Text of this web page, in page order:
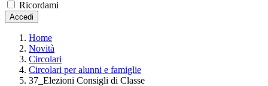
Ricordami
Accedi
Home
Novità
Circolari
Circolari per alunni e famiglie
37_Elezioni Consigli di Classe